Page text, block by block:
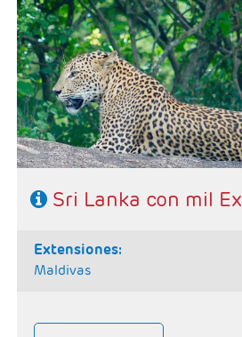
- Salidas: Lunes
- Ruta: 3 noches Kandy, 2 noches
Galle, 1 noche Yala, 1 noche
Negombo.
- Categoría hotelera: 4 y 5*
- Régimen: 9 Desayunos, 8
SE NECESITA VISADO PARA
Sri Lanka con mil
extensiones:
Maldivas